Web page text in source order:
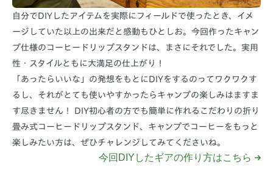
自分でDIYしたアイテムを実際にフィールドで使ったとき、イメ
ージしていた以上の出来だと感動もひとしお。今回作ったキャン
プ仕様のコーヒードリップスタンドは、まさにそれでした。実用
性・スタイルともに大満足の仕上がり！
「あったらいいな」の発想をもとにDIYをするのってワクワクす
るし、それがとても使いやすかったらキャンプの楽しみはますま
す尽きません！ DIY初心者の方でも簡単に作れるこだわりの折り
畳み式コーヒードリップスタンド、キャンプでコーヒーをもっと
楽しみたい方は、ぜひチャレンジしてみてくださいね。
今回DIYしたギアの作り方はこちら